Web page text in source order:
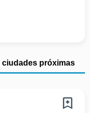
ciudades próximas